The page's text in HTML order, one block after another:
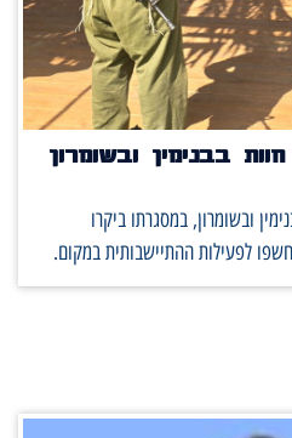
בבנימין ובשומרון
ובשומרון, במסגרתו ביקרו
לפעילות ההתיישבותית במקום.